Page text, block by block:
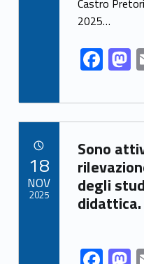
o
k
Castro
2025…
F
ac
e
b
o
o
k
d
o
n
Link identifier archive #link-archive-98721
Sono
degli
didattica.
Link identifier share facebook archive #share-link-archive-14036
18
NOV
2025